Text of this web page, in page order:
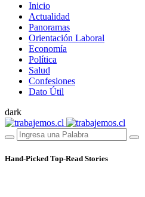
Inicio
Actualidad
Panoramas
Orientación Laboral
Economía
Política
Salud
Confesiones
Dato Útil
dark
Hand-Picked Top-Read Stories